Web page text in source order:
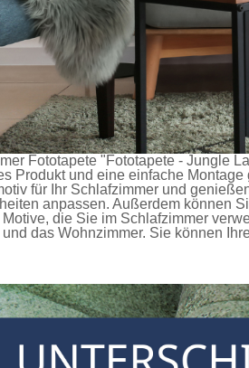
Fototapete "Fototapete - Jungle
Produkt und eine einfache Montage
für Ihr Schlafzimmer und
anpassen. Außerdem können
die Sie im Schlafzimmer
das Wohnzimmer. Sie können